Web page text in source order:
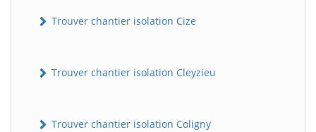
Trouver chantier isolation Cize
Trouver chantier isolation Cleyzieu
Trouver chantier isolation Coligny